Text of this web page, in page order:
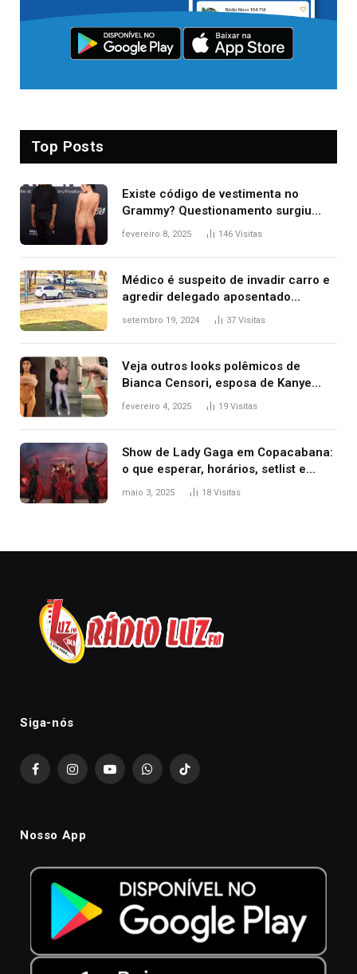
Top Posts
Existe código de vestimenta no
Grammy? Questionamento surgiu
após Bianca Censori, mulher de
fevereiro 8, 2025 146 Visitas
Médico é suspeito de invadir carro e
agredir delegado aposentado
durante confusão no trânsito
setembro 19, 2024 37 Visitas
Veja outros looks polêmicos de
Bianca Censori, esposa de Kanye
West que apareceu nua no Grammy
fevereiro 4, 2025 19 Visitas
Show de Lady Gaga em Copacabana:
o que esperar, horários, setlist e
onde assistir
maio 3, 2025 18 Visitas
Siga-nós
FacebookInstagramYouTubeWhatsAppTikTok
Nosso App